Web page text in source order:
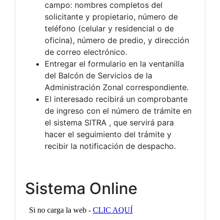
campo: nombres completos del
solicitante y propietario, número de
teléfono (celular y residencial o de
oficina), número de predio, y dirección
de correo electrónico.
Entregar el formulario en la ventanilla
del Balcón de Servicios de la
Administración Zonal correspondiente.
El interesado recibirá un comprobante
de ingreso con el número de trámite en
el sistema SITRA , que servirá para
hacer el seguimiento del trámite y
recibir la notificación de despacho.
Sistema Online